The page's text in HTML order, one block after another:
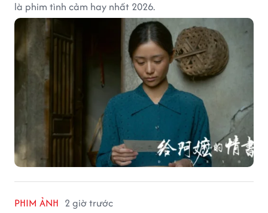
là phim tình cảm hay nhất 2026.
PHIM ẢNH 2 giờ trước